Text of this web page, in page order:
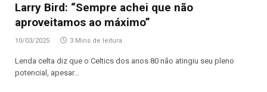
Larry Bird: “Sempre achei que não
aproveitamos ao máximo”
10/03/2025 3 Mins de leitura
Lenda celta diz que o Celtics dos anos 80 não atingiu seu pleno
potencial, apesar…